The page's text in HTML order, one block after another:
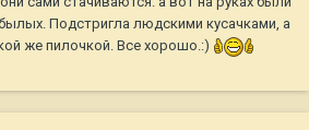
Подстригла людскими кусачками, а
же пилочкой. Все хорошо.:)